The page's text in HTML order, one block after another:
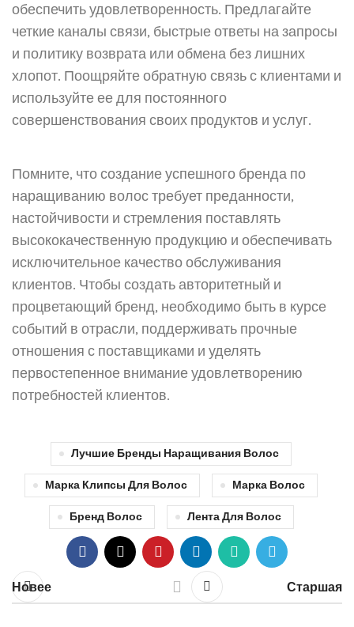
обеспечить удовлетворенность. Предлагайте
четкие каналы связи, быстрые ответы на запросы
и политику возврата или обмена без лишних
хлопот. Поощряйте обратную связь с клиентами и
используйте ее для постоянного
совершенствования своих продуктов и услуг.
Помните, что создание успешного бренда по
наращиванию волос требует преданности,
настойчивости и стремления поставлять
высококачественную продукцию и обеспечивать
исключительное качество обслуживания
клиентов. Чтобы создать авторитетный и
процветающий бренд, необходимо быть в курсе
событий в отрасли, поддерживать прочные
отношения с поставщиками и уделять
первостепенное внимание удовлетворению
потребностей клиентов.
Лучшие Бренды Наращивания Волос
Марка Клипсы Для Волос Марка Волос
Бренд Волос Лента Для Волос
Новее Старшая